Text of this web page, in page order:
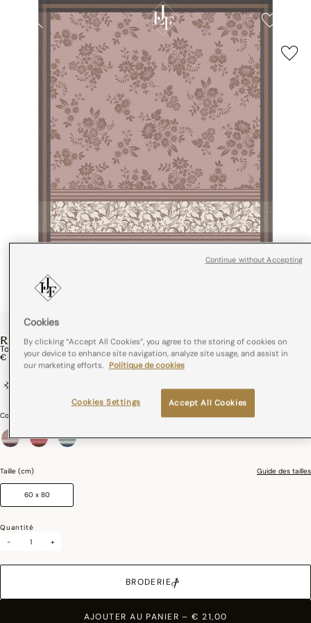
ROMANCE
Torchon Romance Coton,Lin
€ 21,00
Couleurs :
Taille (cm) Guide des tailles
60 x 80
Quantité
-
+
BRODERIE
AJOUTER AU PANIER–€ 21,00
Cookies
By clicking “Accept All Cookies”, you agree to the storing of cookies on
your device to enhance site navigation, analyze site usage, and assist in
our marketing efforts. Politique de cookies
Accept All Cookies
Cookies Settings
Continue without Accepting